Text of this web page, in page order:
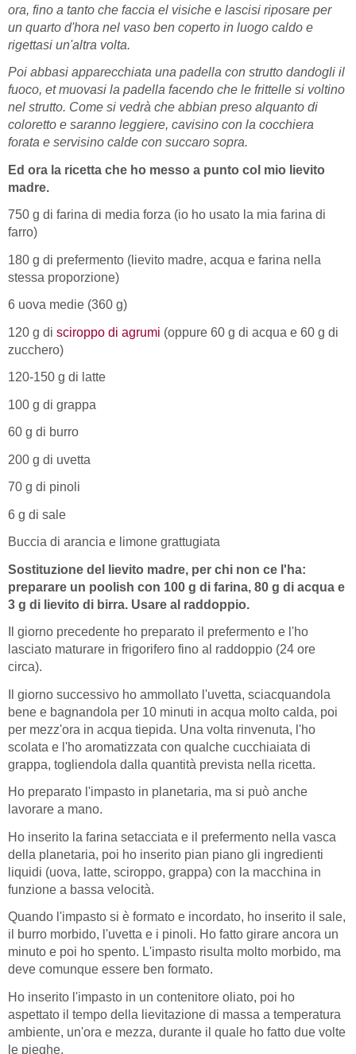
ora, fino a tanto che faccia el visiche e lascisi riposare per
un quarto d'hora nel vaso ben coperto in luogo caldo e
rigettasi un'altra volta.
Poi abbasi apparecchiata una padella con strutto dandogli il
fuoco, et muovasi la padella facendo che le frittelle si voltino
nel strutto. Come si vedrà che abbian preso alquanto di
coloretto e saranno leggiere, cavisino con la cocchiera
forata e servisino calde con succaro sopra.
Ed ora la ricetta che ho messo a punto col mio lievito
madre.
750 g di farina di media forza (io ho usato la mia farina di
farro)
180 g di prefermento (lievito madre, acqua e farina nella
stessa proporzione)
6 uova medie (360 g)
120 g di sciroppo di agrumi (oppure 60 g di acqua e 60 g di
zucchero)
120-150 g di latte
100 g di grappa
60 g di burro
200 g di uvetta
70 g di pinoli
6 g di sale
Buccia di arancia e limone grattugiata
Sostituzione del lievito madre, per chi non ce l'ha:
preparare un poolish con 100 g di farina, 80 g di acqua e
3 g di lievito di birra. Usare al raddoppio.
Il giorno precedente ho preparato il prefermento e l'ho
lasciato maturare in frigorifero fino al raddoppio (24 ore
circa).
Il giorno successivo ho ammollato l'uvetta, sciacquandola
bene e bagnandola per 10 minuti in acqua molto calda, poi
per mezz'ora in acqua tiepida. Una volta rinvenuta, l'ho
scolata e l'ho aromatizzata con qualche cucchiaiata di
grappa, togliendola dalla quantità prevista nella ricetta.
Ho preparato l'impasto in planetaria, ma si può anche
lavorare a mano.
Ho inserito la farina setacciata e il prefermento nella vasca
della planetaria, poi ho inserito pian piano gli ingredienti
liquidi (uova, latte, sciroppo, grappa) con la macchina in
funzione a bassa velocità.
Quando l'impasto si è formato e incordato, ho inserito il sale,
il burro morbido, l'uvetta e i pinoli. Ho fatto girare ancora un
minuto e poi ho spento. L'impasto risulta molto morbido, ma
deve comunque essere ben formato.
Ho inserito l'impasto in un contenitore oliato, poi ho
aspettato il tempo della lievitazione di massa a temperatura
ambiente, un'ora e mezza, durante il quale ho fatto due volte
le pieghe.